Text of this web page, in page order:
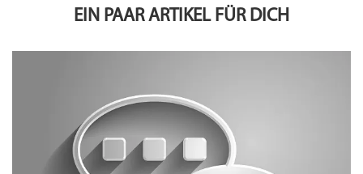
EIN PAAR ARTIKEL FÜR DICH